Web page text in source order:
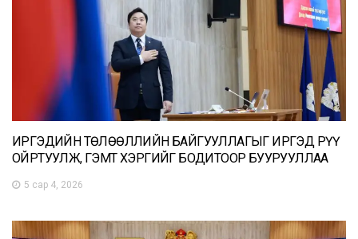
ИРГЭДИЙН ТӨЛӨӨЛЛИЙН БАЙГУУЛЛАГЫГ ИРГЭД РҮҮ
ОЙРТУУЛЖ, ГЭМТ ХЭРГИЙГ БОДИТООР БУУРУУЛЛАА
5 сар 4, 2026